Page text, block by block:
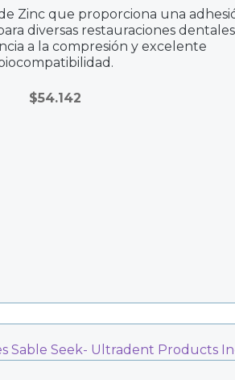
Zinc que proporciona una
diversas restauraciones
a la compresión y excelente
$54.142